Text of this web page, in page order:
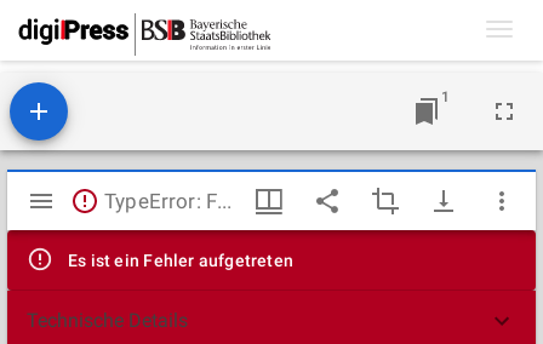
1
Mirador
Viewer
TypeError: Failed to fetch
Es ist ein Fehler aufgetreten
Technische Details